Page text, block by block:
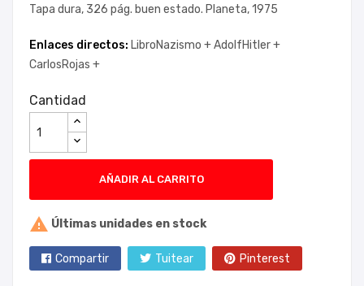
Tapa dura, 326 pág. buen estado. Planeta, 1975
Enlaces directos: LibroNazismo +AdolfHitler +
CarlosRojas +
Cantidad
AÑADIR AL CARRITO
 Últimas unidades en stock
Compartir Tuitear Pinterest